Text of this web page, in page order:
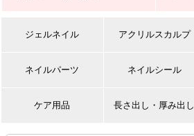
ジェルネイル アクリルスカルプ
ネイルパーツ ネイルシール
ケア用品 長さ出し・厚み出し